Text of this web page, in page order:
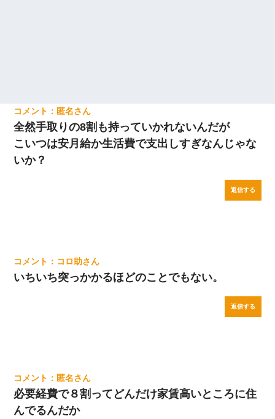
匿名
全然手取りの8割も持っていかれないんだが
こいつは安月給か生活費で支出しすぎなんじゃな
いか？
返信する
コロ助
いちいち突っかかるほどのことでもない。
返信する
匿名
必要経費で８割ってどんだけ家賃高いところに住
んでるんだか